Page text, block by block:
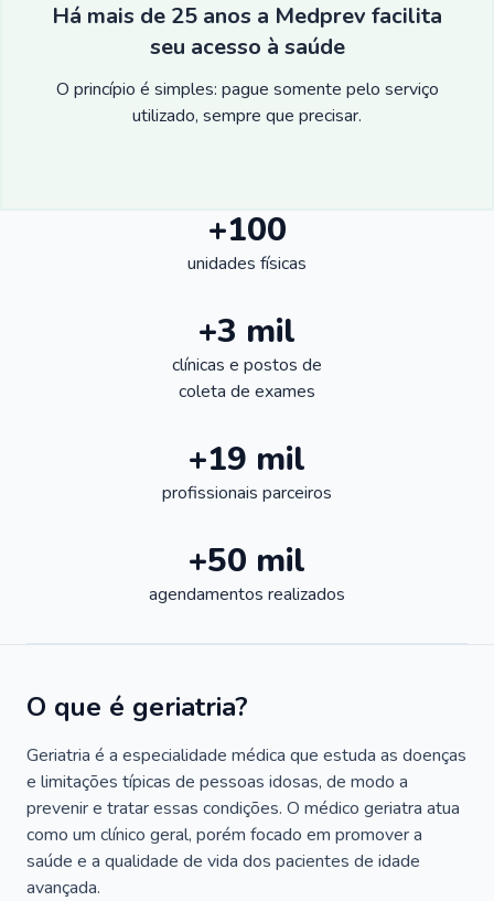
Há mais de 25 anos a Medprev facilita
seu acesso à saúde
O princípio é simples: pague somente pelo serviço
utilizado, sempre que precisar.
+100
unidades físicas
+3 mil
clínicas e postos de
coleta de exames
+19 mil
profissionais parceiros
+50 mil
agendamentos realizados
O que é geriatria?
Geriatria é a especialidade médica que estuda as doenças
e limitações típicas de pessoas idosas, de modo a
prevenir e tratar essas condições. O médico geriatra atua
como um clínico geral, porém focado em promover a
saúde e a qualidade de vida dos pacientes de idade
avançada.